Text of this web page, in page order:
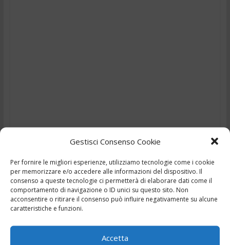
Gestisci Consenso Cookie
Per fornire le migliori esperienze, utilizziamo tecnologie come i cookie
per memorizzare e/o accedere alle informazioni del dispositivo. Il
consenso a queste tecnologie ci permetterà di elaborare dati come il
comportamento di navigazione o ID unici su questo sito. Non
acconsentire o ritirare il consenso può influire negativamente su alcune
caratteristiche e funzioni.
Accetta
TG – Rubano il
salvadanaio di un
bambino – 7/8/2024
Ciociaria,Frosinone